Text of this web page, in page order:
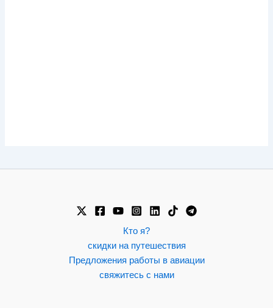
Кто я?
скидки на путешествия
Предложения работы в авиации
свяжитесь с нами